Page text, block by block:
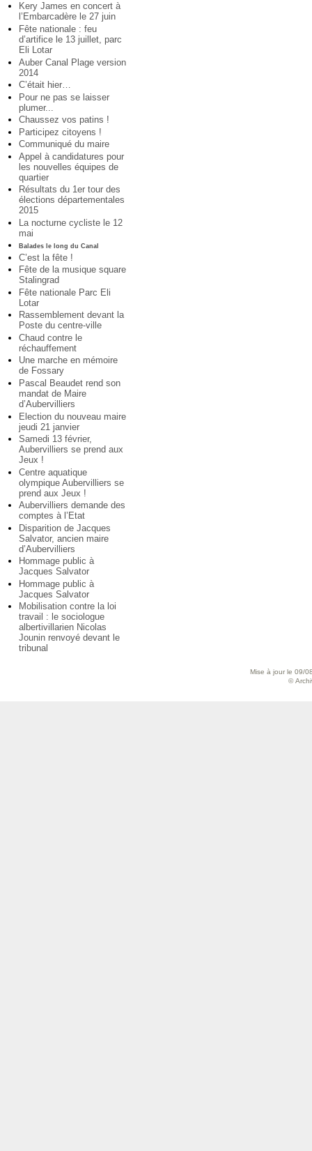
Kery James en concert à
l’Embarcadère le 27 juin
Fête nationale : feu
d’artifice le 13 juillet, parc
Eli Lotar
Auber Canal Plage version
2014
C’était hier…
Pour ne pas se laisser
plumer...
Chaussez vos patins !
Participez citoyens !
Communiqué du maire
Appel à candidatures pour
les nouvelles équipes de
quartier
Résultats du 1er tour des
élections départementales
2015
La nocturne cycliste le 12
mai
Balades le long du Canal
C’est la fête !
Fête de la musique square
Stalingrad
Fête nationale Parc Eli
Lotar
Rassemblement devant la
Poste du centre-ville
Chaud contre le
réchauffement
Une marche en mémoire
de Fossary
Pascal Beaudet rend son
mandat de Maire
d’Aubervilliers
Election du nouveau maire
jeudi 21 janvier
Samedi 13 février,
Aubervilliers se prend aux
Jeux !
Centre aquatique
olympique Aubervilliers se
prend aux Jeux !
Aubervilliers demande des
comptes à l’Etat
Disparition de Jacques
Salvator, ancien maire
d’Aubervilliers
Hommage public à
Jacques Salvator
Hommage public à
Jacques Salvator
Mobilisation contre la loi
travail : le sociologue
albertivillarien Nicolas
Jounin renvoyé devant le
tribunal
Mise à jour le 09/
©